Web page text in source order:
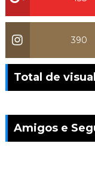
390
Total de
Amigos e